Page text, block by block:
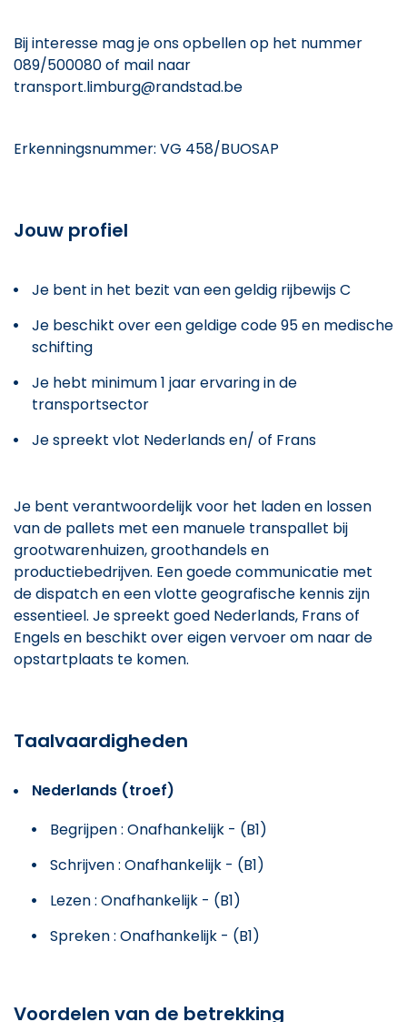
Bij interesse mag je ons opbellen op het nummer
089/500080 of mail naar
transport.limburg@randstad.be
Erkenningsnummer: VG 458/BUOSAP
Jouw profiel
Je bent in het bezit van een geldig rijbewijs C
Je beschikt over een geldige code 95 en medische
schifting
Je hebt minimum 1 jaar ervaring in de
transportsector
Je spreekt vlot Nederlands en/ of Frans
Je bent verantwoordelijk voor het laden en lossen
van de pallets met een manuele transpallet bij
grootwarenhuizen, groothandels en
productiebedrijven. Een goede communicatie met
de dispatch en een vlotte geografische kennis zijn
essentieel. Je spreekt goed Nederlands, Frans of
Engels en beschikt over eigen vervoer om naar de
opstartplaats te komen.
Taalvaardigheden
Nederlands (troef)
Begrijpen : Onafhankelijk - (B1)
Schrijven : Onafhankelijk - (B1)
Lezen : Onafhankelijk - (B1)
Spreken : Onafhankelijk - (B1)
Voordelen van de betrekking